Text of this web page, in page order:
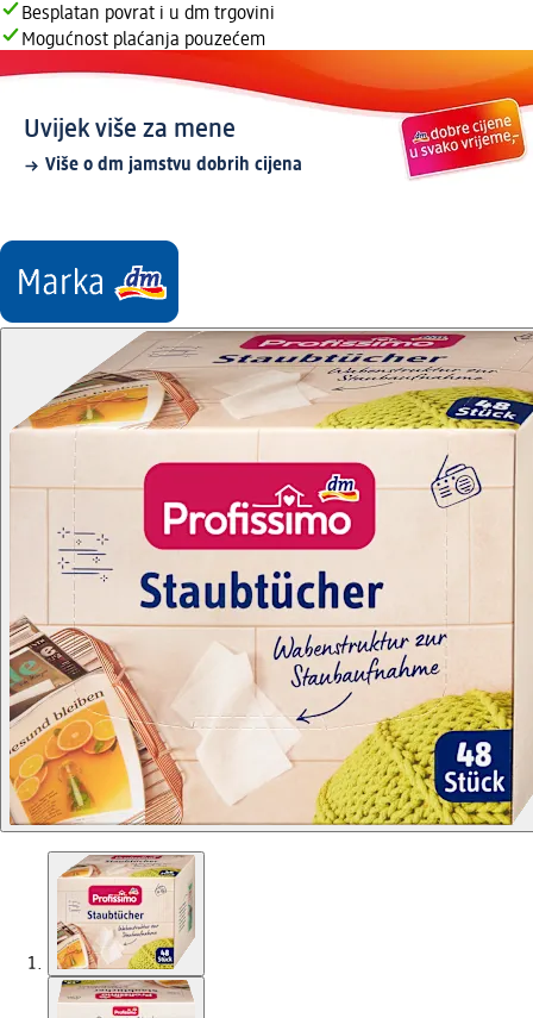
Besplatan povrat i u dm trgovini
Mogućnost plaćanja pouzećem
Uvijek više za mene
Više o dm jamstvu dobrih cijena